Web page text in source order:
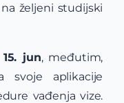
željeni studijski
jun, međutim,
svoje aplikacije
vađenja vize.